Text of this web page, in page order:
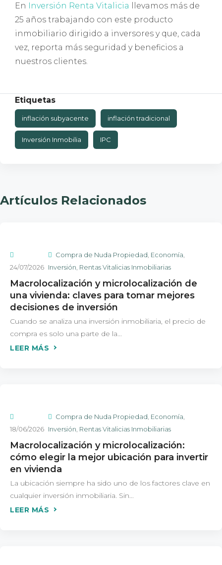
En Inversión Renta Vitalicia
llevamos más de
25 años trabajando con este producto
inmobiliario dirigido a inversores y que, cada
vez, reporta más seguridad y beneficios a
nuestros clientes.
Etiquetas
inflación subyacente inflación tradicional
Inversión Inmobilia IPC
Artículos Relacionados
24/07/2026
Compra de Nuda Propiedad Economía
Inversión Rentas Vitalicias Inmobiliarias
Macrolocalización y microlocalización de
una vivienda: claves para tomar mejores
decisiones de inversión
Cuando se analiza una inversión inmobiliaria, el precio de
compra es solo una parte de la...
18/06/2026
Compra de Nuda Propiedad Economía
Inversión Rentas Vitalicias Inmobiliarias
Macrolocalización y microlocalización:
cómo elegir la mejor ubicación para invertir
en vivienda
La ubicación siempre ha sido uno de los factores clave en
cualquier inversión inmobiliaria. Sin...